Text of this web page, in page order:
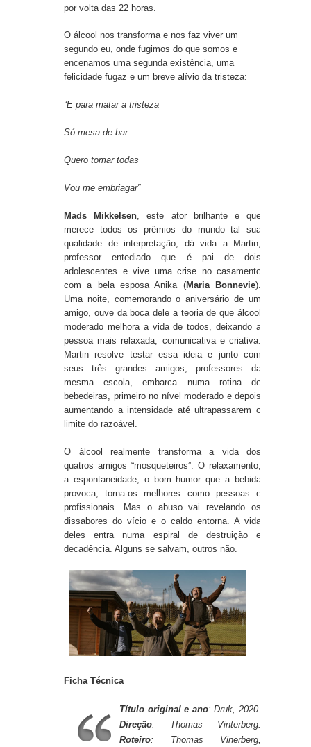
por volta das 22 horas.
O álcool nos transforma e nos faz viver um
segundo eu, onde fugimos do que somos e
encenamos uma segunda existência, uma
felicidade fugaz e um breve alívio da tristeza:
“E para matar a tristeza
Só mesa de bar
Quero tomar todas
Vou me embriagar”
Mads Mikkelsen , este ator brilhante e que
merece todos os prêmios do mundo tal sua
qualidade de interpretação, dá vida a Martin,
professor entediado que é pai de dois
adolescentes e vive uma crise no casamento
com a bela esposa Anika (Maria Bonnevie).
Uma noite, comemorando o aniversário de um
amigo, ouve da boca dele a teoria de que álcool
moderado melhora a vida de todos, deixando a
pessoa mais relaxada, comunicativa e criativa.
Martin resolve testar essa ideia e junto com
seus três grandes amigos, professores da
mesma escola, embarca numa rotina de
bebedeiras, primeiro no nível moderado e depois
aumentando a intensidade até ultrapassarem o
limite do razoável.
O álcool realmente transforma a vida dos
quatros amigos “mosqueteiros”. O relaxamento,
a espontaneidade, o bom humor que a bebida
provoca, torna-os melhores como pessoas e
profissionais. Mas o abuso vai revelando os
dissabores do vício e o caldo entorna. A vida
deles entra numa espiral de destruição e
decadência. Alguns se salvam, outros não.
Ficha Técnica
Título original e ano: Druk, 2020.
Direção: Thomas Vinterberg.
Roteiro: Thomas Vinerberg,